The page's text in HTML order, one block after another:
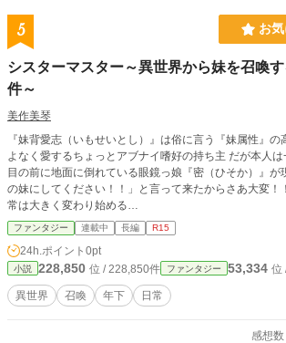
5 お
シスターマスター～異世界から妹を召喚
件～
美作美琴
『妹背愛志（いもせいとし）』は俗に言う『妹属性』の高校生 年下の
よなく愛するちょっとアブナイ嗜好の持ち主 だが本人は一人っ子 そんな愛志の
目の前に地面に倒れている眼鏡っ娘『密（ひそか）』が現れ 「私をお兄
の妹にしてください！！」と言って来たからさあ大変！！ その日から愛志の
常は大きく変わり始める…
ファンタジー 連載中 長編 R15
24h.ポイント 0pt
小説 228,850 位 / 228,850件 ファンタジー 53,334 位
異世界 召喚 年下 日常
感想